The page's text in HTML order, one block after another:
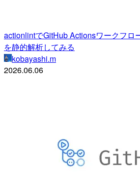
actionlintでGitHub Actionsワークフロ
を静的解析してみる
kobayashi.m
2026.06.06